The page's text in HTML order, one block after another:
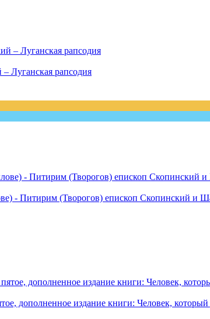
Луганская рапсодия
- Питирим (Творогов) епископ Скопинский и
дополненное издание книги: Человек,